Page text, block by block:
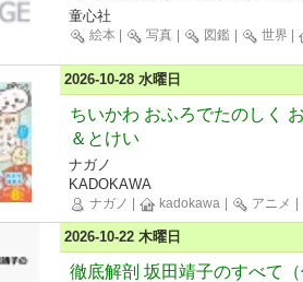
童心社
絵本 写真 図鑑 世界
2026-10-28 水曜日
ちいかわ おふろでたのしく
＆とけい
ナガノ
KADOKAWA
ナガノ kadokawa アニメ
2026-10-22 木曜日
徹底解剖 坂田靖子のすべて